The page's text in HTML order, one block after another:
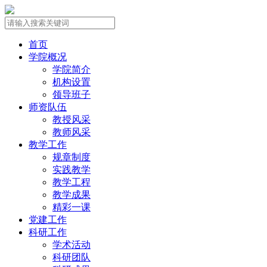
首页
学院概况
学院简介
机构设置
领导班子
师资队伍
教授风采
教师风采
教学工作
规章制度
实践教学
教学工程
教学成果
精彩一课
党建工作
科研工作
学术活动
科研团队